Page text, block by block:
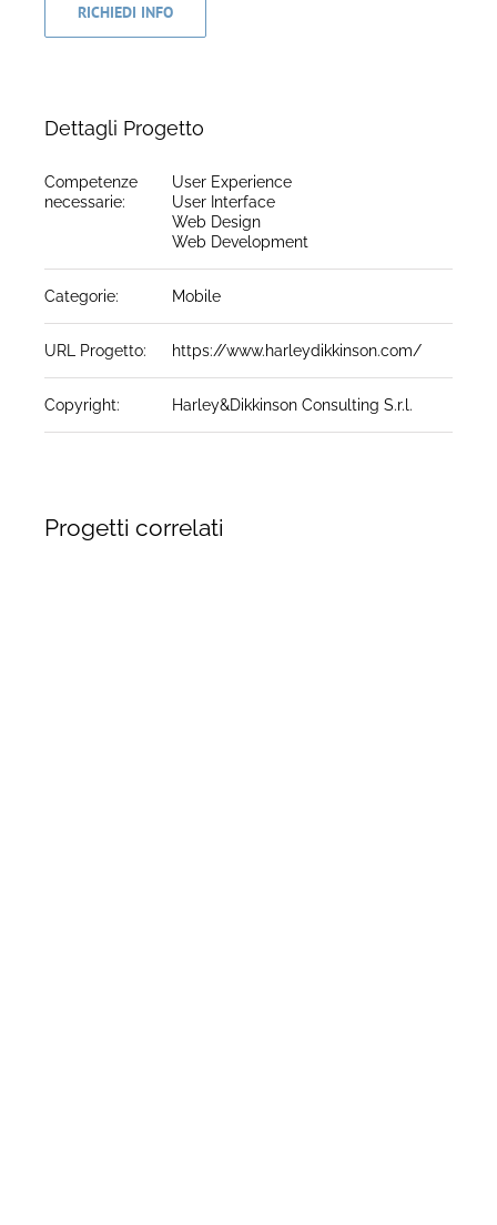
RICHIEDI INFO
Dettagli Progetto
Competenze
necessarie:
User Experience
User Interface
Web Design
Web Development
Categorie: Mobile
URL Progetto: https://www.harleydikkinson.com/
Copyright: Harley&Dikkinson Consulting S.r.l.
Progetti correlati